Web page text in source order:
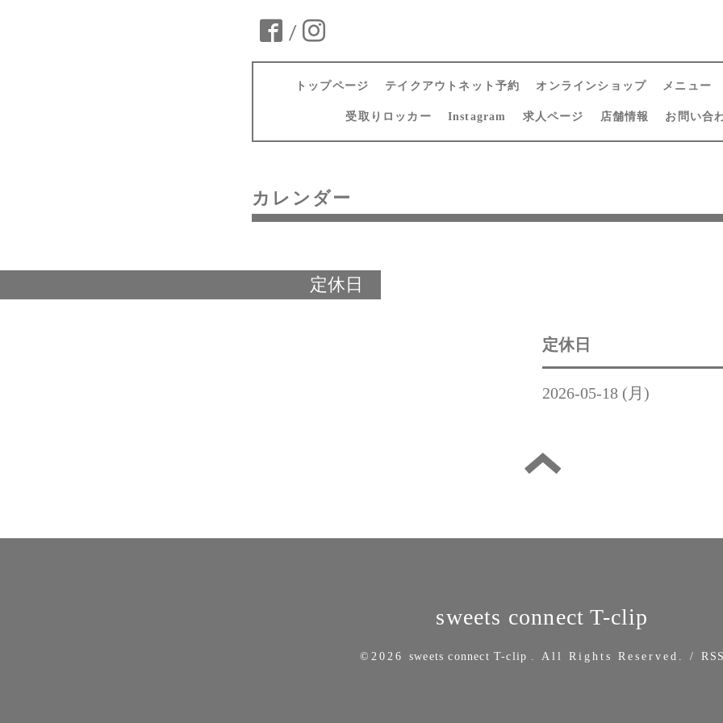
/
トップページ テイクアウトネット予約 オンラインショップ メニュー
受取りロッカー Instagram 求人ページ 店舗情報 お問い合
カレンダー
定休日
定休日
2026-05-18 (月)
sweets connect T-clip
©2026 sweets connect T-clip . All Rights Reserved. /